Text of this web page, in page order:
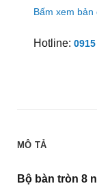
Bấm xem bản
Hotline:
MÔ TẢ
Bộ bàn tròn 8